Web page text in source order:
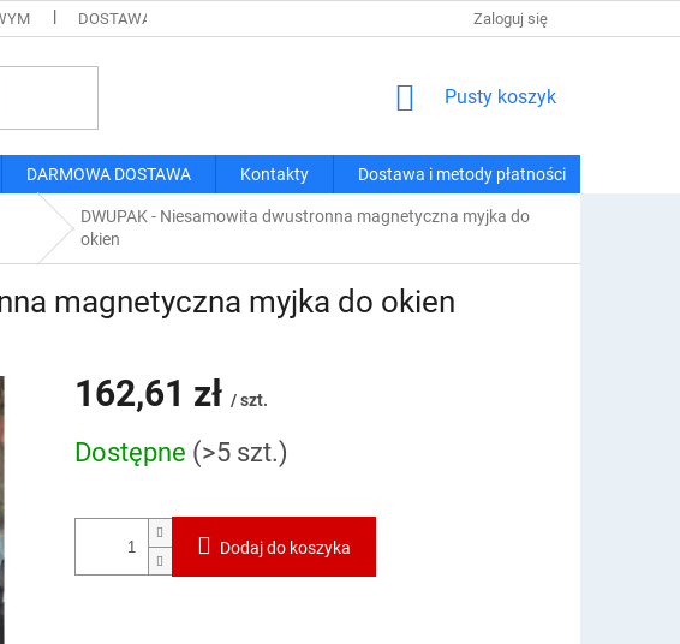
DOSTAWA I METODY PŁATNOŚCI REGULAMIN ZAKUPÓW
Zaloguj się
KOSZYK
Pusty koszyk
DARMOWA DOSTAWA Kontakty Dostawa i metody płatności
DWUPAK - Niesamowita dwustronna magnetyczna myjka do
okien
magnetyczna myjka do okien
162,61 zł / szt.
jednostkowa:
Dostępne (>5 szt.)
Dodaj do koszyka